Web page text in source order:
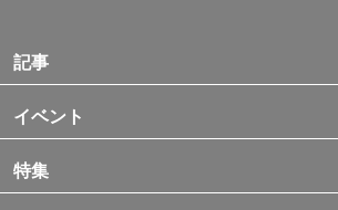
記事
イベント
特集